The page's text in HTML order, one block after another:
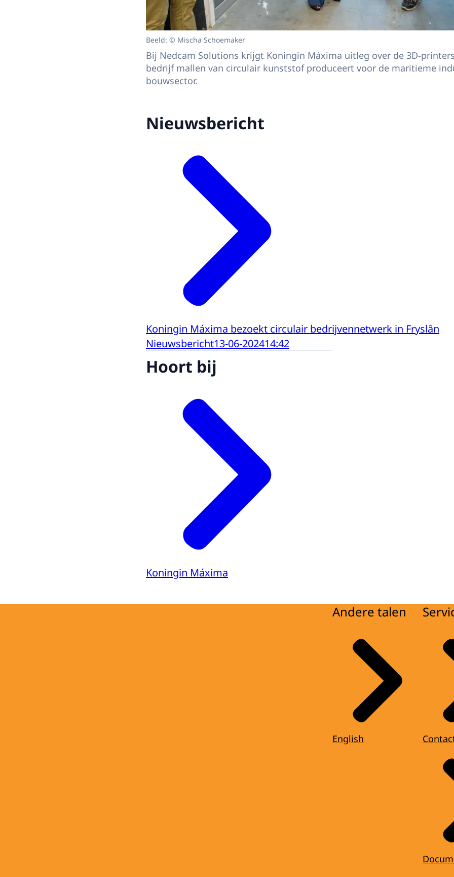
Beeld: © Mischa Schoemaker
Bij Nedcam Solutions krijgt Koningin Máxima uitleg over de 3D-
bedrijf mallen van circulair kunststof produceert voor de maritieme
bouwsector.
Nieuwsbericht
Koningin Máxima bezoekt circulair bedrijvennetwerk in Fryslân
Nieuwsbericht13-06-202414:42
Hoort bij
Koningin Máxima
Andere talen
English